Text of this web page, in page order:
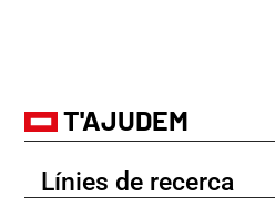
T'AJUDEM
Línies de recerca